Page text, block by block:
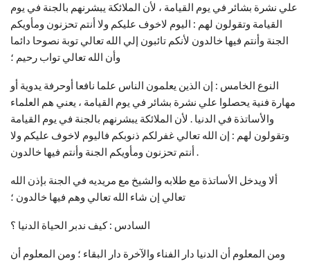
علي نشرة بشائر في يوم القيامة ، لأن الملائكة يبشرنهم بالجنة في يوم
القيامة وتقولون لهم : اليوم لاخوف عليكم ولا أنتم تحزنون ومأويكم
الجنة وأنتم فيها خالدون لأنكم تائبون إلي الله تعالي توبة نصوحا دائما
وأن الله تعالي تواب رحيم ؛
النوع الخامس : إن الذين يعلمون الناس علما نافعا أوحرفة يدوية أو
مهارة فنية يحصلوا علي نشرة بشائر في يوم القيامة ، يعني هم العلماء
والأساتذة في الدنيا . لأن الملائكة يبشرنهم بالجنة في يوم القيامة
وتقولون لهم : إن الله تعالي غفرلكم ذنوبكم فاليوم لاخوف عليكم ولا
أنتم تحزنون ومأويكم الجنة وأنتم فيها خالدون .
ألا ويدخل الأساتذة مع طلابه والشيخ مع مريديه في الجنة بإذن الله
تعالي إن شاء الله تعالي وهم فيها خالدون ؛
السادس : كيف ندبر الحياة الدنيا ؟
ومن المعلوم أن الدنيا دار الفناء والآخرة دار البقاء ؛ ومن المعلوم أن